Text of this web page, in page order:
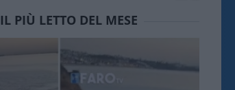
IL PIÙ LETTO DEL MESE